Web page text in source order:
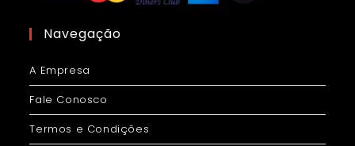
Navegação
A Empresa
Fale Conosco
Termos e Condições